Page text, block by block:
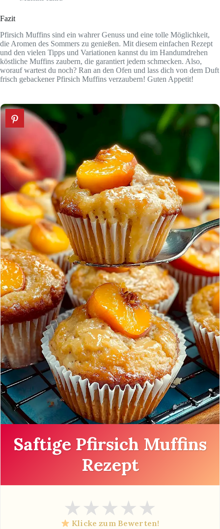
Fazit
Pfirsich Muffins sind ein wahrer Genuss und eine tolle Möglichkeit,
die Aromen des Sommers zu genießen. Mit diesem einfachen Rezept
und den vielen Tipps und Variationen kannst du im Handumdrehen
köstliche Muffins zaubern, die garantiert jedem schmecken. Also,
worauf wartest du noch? Ran an den Ofen und lass dich von dem Duft
frisch gebackener Pfirsich Muffins verzaubern! Guten Appetit!
Saftige Pfirsich Muffins
Rezept
★★★★★
Klicke zum Bewerten!